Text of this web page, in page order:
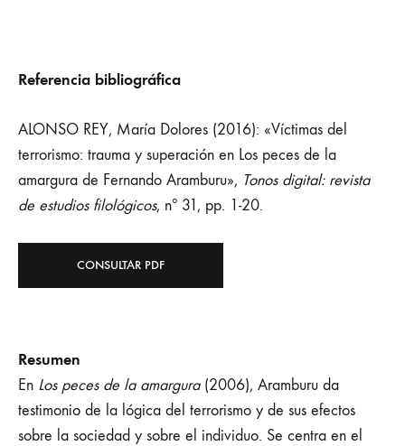
Referencia bibliográfica
ALONSO REY, María Dolores (2016): «Víctimas del
terrorismo: trauma y superación en Los peces de la
amargura de Fernando Aramburu», Tonos digital: revista
de estudios filológicos, nº 31, pp. 1-20.
CONSULTAR PDF
Resumen
En Los peces de la amargura(2006), Aramburu da
testimonio de la lógica del terrorismo y de sus efectos
sobre la sociedad y sobre el individuo. Se centra en el